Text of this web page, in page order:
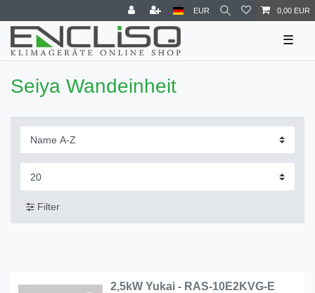
EUR 0,00 EUR
☰
Seiya Wandeinheit
Filter
2,5kW Yukai - RAS-10E2KVG-E